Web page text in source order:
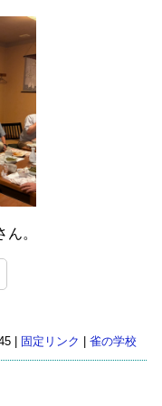
。
| 固定リンク | 雀の学校